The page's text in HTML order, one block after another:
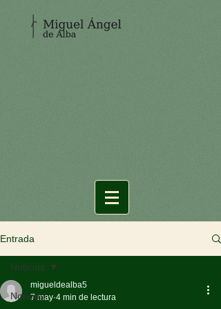
Entrada
Noticias
Noticias
migueldealba5
7 may 4 min de lectura